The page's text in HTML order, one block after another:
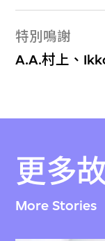
特別鳴謝
A.A.村上、
更多
More Stories